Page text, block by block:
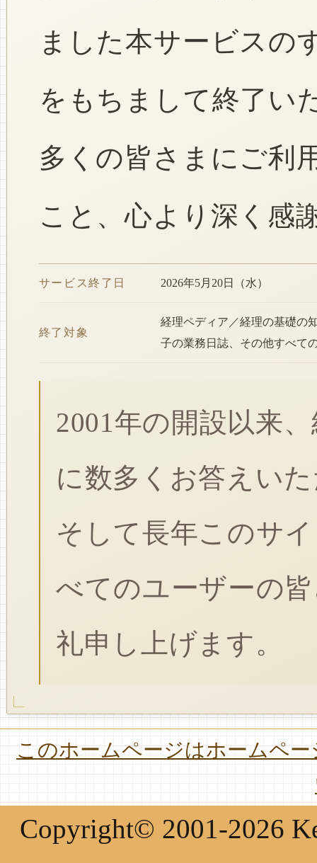
ました本サービスの
をもちまして終了い
多くの皆さまにご利
こと、心より深く感
サービス終了日 2026年5月20日（水）
終了対象
経理ペディア／経理の基礎の
子の業務日誌、その他すべて
2001年の開設以来
に数多くお答えい
そして長年このサ
べてのユーザーの
礼申し上げます。
このホームページはホームペ
Copyright© 2001-2026